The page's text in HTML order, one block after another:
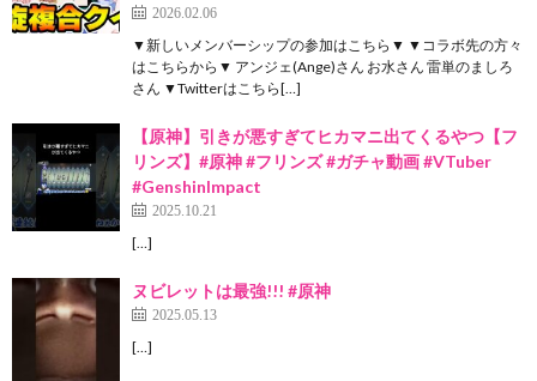
2026.02.06
▼新しいメンバーシップの参加はこちら▼ ▼コラボ先の方々
はこちらから▼ アンジェ(Ange)さん お水さん 雷単のましろ
さん ▼Twitterはこちら[…]
【原神】引きが悪すぎてヒカマニ出てくるやつ【フ
リンズ】#原神 #フリンズ #ガチャ動画 #VTuber
#GenshinImpact
2025.10.21
[…]
ヌビレットは最強!!! #原神
2025.05.13
[…]